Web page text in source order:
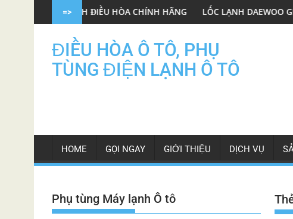
to
=>
ĐIỀU HÒA CHÍNH HÃNG LỐC LẠNH DAEWOO GENTRA OEM V5
ĐIỀU HÒA Ô TÔ, PHỤ
TÙNG ĐIỆN LẠNH Ô TÔ
HOME GỌI NGAY GIỚI THIỆU DỊCH VỤ
Phụ tùng Máy lạnh Ô tô